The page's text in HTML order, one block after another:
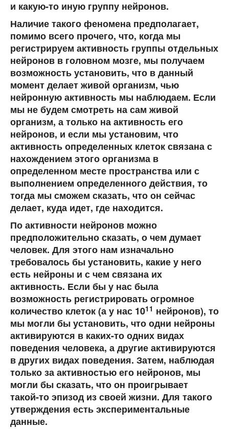
и какую-то иную группу нейронов.
Наличие такого феномена предполагает,
помимо всего прочего, что, когда мы
регистрируем активность группы отдельных
нейронов в головном мозге, мы получаем
возможность установить, что в данный
момент делает живой организм, чью
нейронную активность мы наблюдаем. Если
мы не будем смотреть на сам живой
организм, а только на активность его
нейронов, и если мы установим, что
активность определенных клеток связана с
нахождением этого организма в
определенном месте пространства или с
выполнением определенного действия, то
тогда мы сможем сказать, что он сейчас
делает, куда идет, где находится.
По активности нейронов можно
предположительно сказать, о чем думает
человек. Для этого нам изначально
требовалось бы установить, какие у него
есть нейроны и с чем связана их
активность. Если бы у нас была
возможность регистрировать огромное
количество клеток (а у нас 1011 нейронов), то
мы могли бы установить, что одни нейроны
активируются в каких-то одних видах
поведения человека, а другие активируются
в других видах поведения. Затем, наблюдая
только за активностью его нейронов, мы
могли бы сказать, что он проигрывает
такой-то эпизод из своей жизни. Для такого
утверждения есть экспериментальные
данные.